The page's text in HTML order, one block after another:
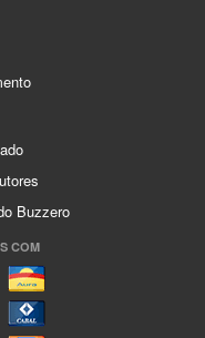
Buzzero
COM